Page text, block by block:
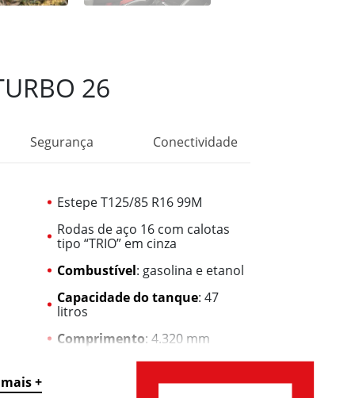
26
Segurança Conectividade
Estepe T125/85 R16 99M
Rodas de aço 16 com calotas
tipo “TRIO” em cinza
Combustível : gasolina e etanol
Capacidade do tanque: 47
litros
Comprimento : 4.320 mm
: 1.796 mm
+